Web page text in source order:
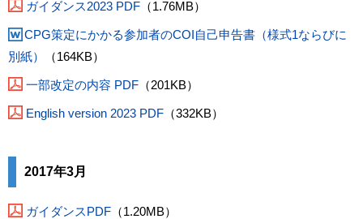
ガイダンス2023 PDF （1.76MB）
CPG策定にかかる参加者のCOI自己申告書（様式1ならびに
別紙）
（164KB）
一部改定の内容 PDF （201KB）
English version 2023 PDF （332KB）
2017年3月
ガイダンスPDF （1.20MB）